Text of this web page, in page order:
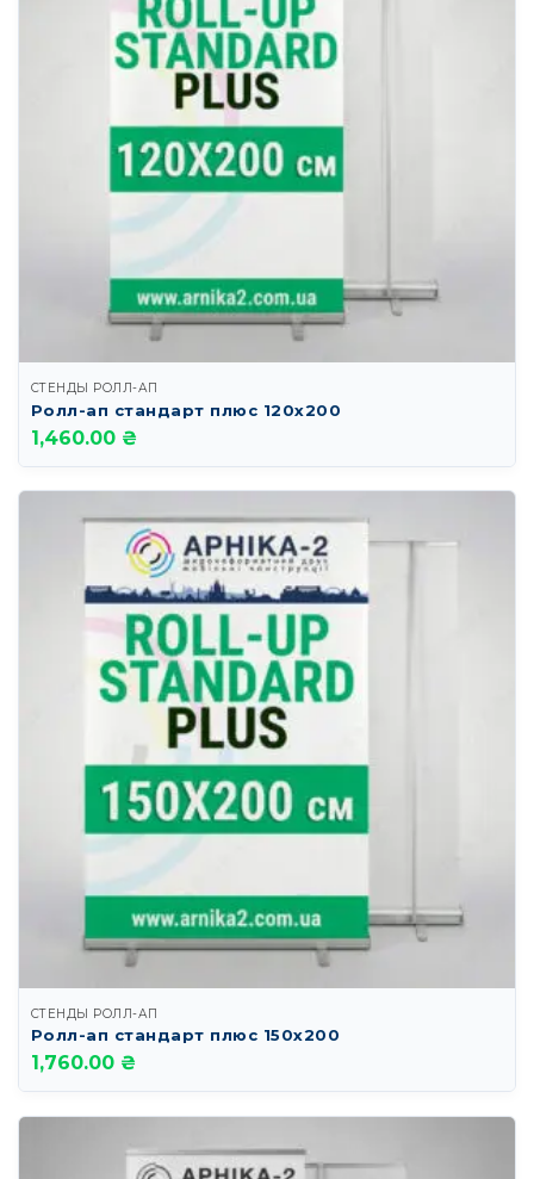
СТЕНДЫ РОЛЛ-АП
Ролл-ап стандарт плюс 120х200
1,460.00 ₴
СТЕНДЫ РОЛЛ-АП
Ролл-ап стандарт плюс 150х200
1,760.00 ₴